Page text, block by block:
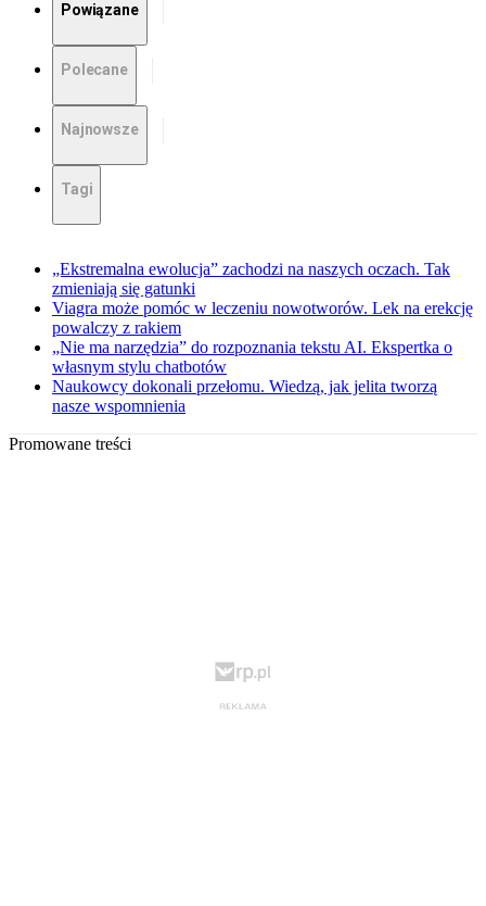
Powiązane
Polecane
Najnowsze
Tagi
„Ekstremalna ewolucja” zachodzi na naszych oczach. Tak
zmieniają się gatunki
Viagra może pomóc w leczeniu nowotworów. Lek na erekcję
powalczy z rakiem
„Nie ma narzędzia” do rozpoznania tekstu AI. Ekspertka o
własnym stylu chatbotów
Naukowcy dokonali przełomu. Wiedzą, jak jelita tworzą
nasze wspomnienia
Promowane treści